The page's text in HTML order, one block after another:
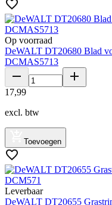
Op voorraad
DeWALT DT20680 Blad
DCMAS5713
17,99
excl. btw
Toevoegen
Leverbaar
DeWALT DT20655